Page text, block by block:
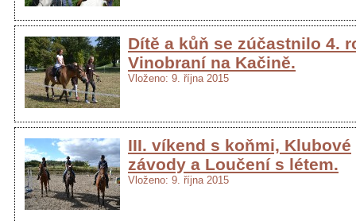
Dítě a kůň se zúčastnilo 4.
Vinobraní na Kačině.
Vloženo: 9. října 2015
III. víkend s koňmi, Klubové
závody a Loučení s létem.
Vloženo: 9. října 2015